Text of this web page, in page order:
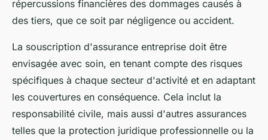
répercussions financières des dommages causés à
des tiers, que ce soit par négligence ou accident.
La souscription d'assurance entreprise doit être
envisagée avec soin, en tenant compte des risques
spécifiques à chaque secteur d'activité et en adaptant
les couvertures en conséquence. Cela inclut la
responsabilité civile, mais aussi d'autres assurances
telles que la protection juridique professionnelle ou la